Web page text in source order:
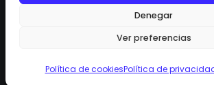
Denegar
Ver preferencias
Política de cookiesPolítica de
©2026 fisioterapiatualcance todos los